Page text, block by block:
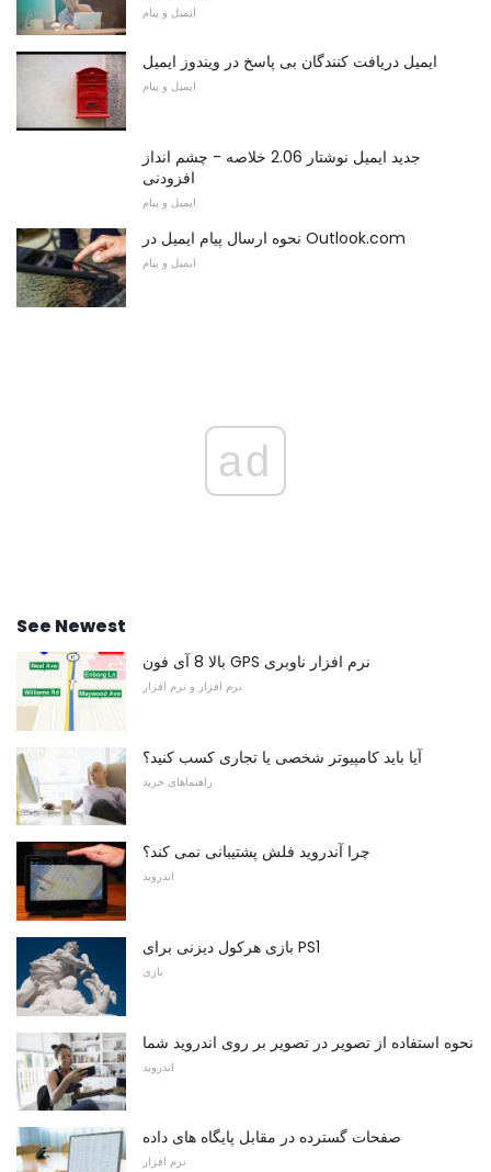
ایمیل و پیام
ایمیل دریافت کنندگان بی پاسخ در ویندوز ایمیل
ایمیل و پیام
جدید ایمیل نوشتار 2.06 خلاصه - چشم انداز
افزودنی
ایمیل و پیام
نحوه ارسال پیام ایمیل در Outlook.com
ایمیل و پیام
ad
See Newest
بالا 8 آی فون GPS نرم افزار ناوبری
نرم افزار و نرم افزار
آیا باید کامپیوتر شخصی یا تجاری کسب کنید؟
راهنماهای خرید
چرا آندروید فلش پشتیبانی نمی کند؟
اندروید
بازی هرکول دیزنی برای PS1
بازی
نحوه استفاده از تصویر در تصویر بر روی اندروید شما
اندروید
صفحات گسترده در مقابل پایگاه های داده
نرم افزار